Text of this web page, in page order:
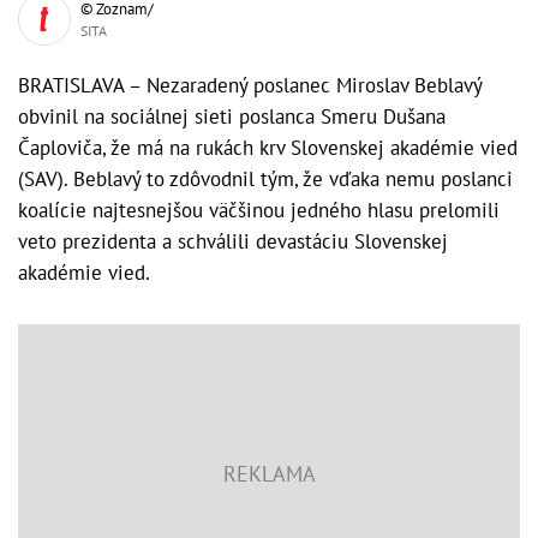
© Zoznam/
SITA
BRATISLAVA – Nezaradený poslanec Miroslav Beblavý
obvinil na sociálnej sieti poslanca Smeru Dušana
Čaploviča, že má na rukách krv Slovenskej akadémie vied
(SAV). Beblavý to zdôvodnil tým, že vďaka nemu poslanci
koalície najtesnejšou väčšinou jedného hlasu prelomili
veto prezidenta a schválili devastáciu Slovenskej
akadémie vied.